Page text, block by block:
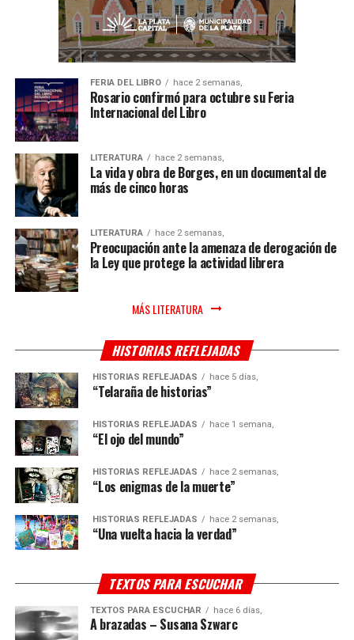
FERIA DEL LIBRO hace 2 semanas,
Rosario confirmó para octubre su Feria
Internacional del Libro
LITERATURA hace 2 semanas,
La vida y obra de Borges, en un documental de
más de cinco horas
LITERATURA hace 2 semanas,
Preocupación ante la amenaza de derogación de
la Ley que protege la actividad librera
MÁS LITERATURA
HISTORIAS REFLEJADAS
HISTORIAS REFLEJADAS hace 5 días,
“Telaraña de historias”
HISTORIAS REFLEJADAS hace 1 semana,
“El ojo del mundo”
HISTORIAS REFLEJADAS hace 2 semanas,
“Los enigmas de la muerte”
HISTORIAS REFLEJADAS hace 2 semanas,
“Una vuelta hacia la verdad”
TEXTOS PARA ESCUCHAR
TEXTOS PARA ESCUCHAR hace 6 días,
A brazadas – Susana Szwarc